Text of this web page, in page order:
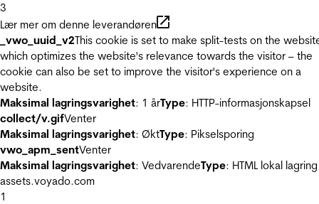
3
Lær mer om denne leverandøren
_vwo_uuid_v2This cookie is set to make split-tests on the
which optimizes the website's relevance towards the visitor – the
cookie can also be set to improve the visitor's experience on a
website.
Maksimal lagringsvarighet: 1 årType: HTTP-informasjonskapsel
collect/v.gifVenter
Maksimal lagringsvarighet: ØktType: Pikselsporing
vwo_apm_sentVenter
Maksimal lagringsvarighet: VedvarendeType: HTML lokal lagring
assets.voyado.com
1